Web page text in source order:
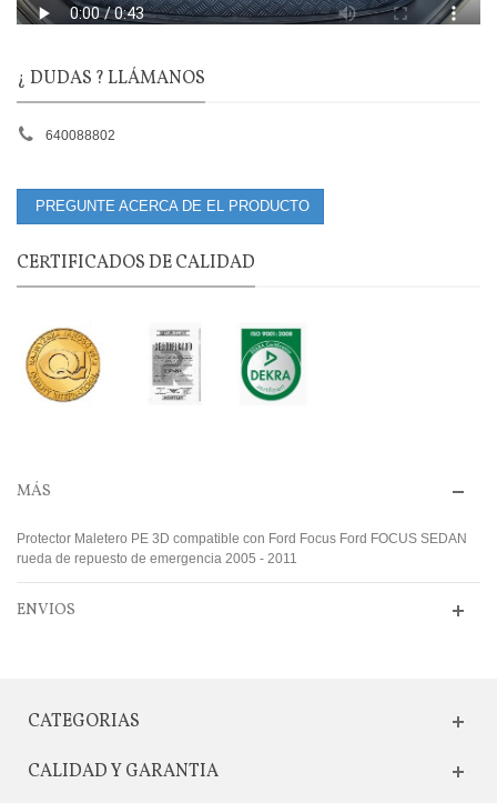
¿ DUDAS ? LLÁMANOS
640088802
PREGUNTE ACERCA DE EL PRODUCTO
CERTIFICADOS DE CALIDAD
MÁS
Protector Maletero PE 3D compatible con Ford Focus Ford FOCUS SEDAN
rueda de repuesto de emergencia 2005 - 2011
ENVIOS
CATEGORIAS
CALIDAD Y GARANTIA